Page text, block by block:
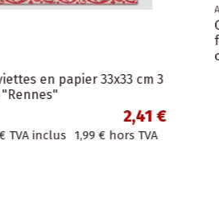
Sac pour 1 bouteille / vin
en papier kraft rouge avec
0,99 € TVA inclus